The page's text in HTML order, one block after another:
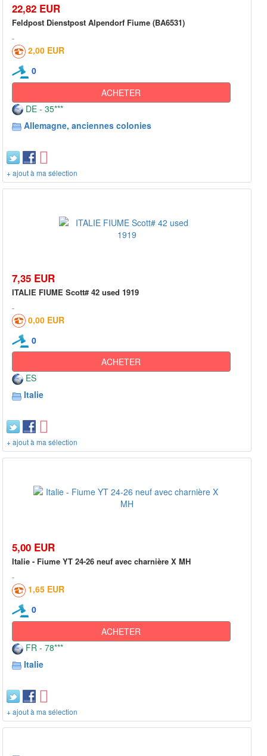
22,82 EUR
Feldpost Dienstpost Alpendorf Fiume (BA6531)
2,00 EUR
0
ACHETER
DE - 35***
Allemagne, anciennes colonies
+ ajout à ma sélection
7,35 EUR
ITALIE FIUME Scott# 42 used 1919
0,00 EUR
0
ACHETER
ES
Italie
+ ajout à ma sélection
5,00 EUR
Italie - Fiume YT 24-26 neuf avec charnière X MH
1,65 EUR
0
ACHETER
FR - 78***
Italie
+ ajout à ma sélection